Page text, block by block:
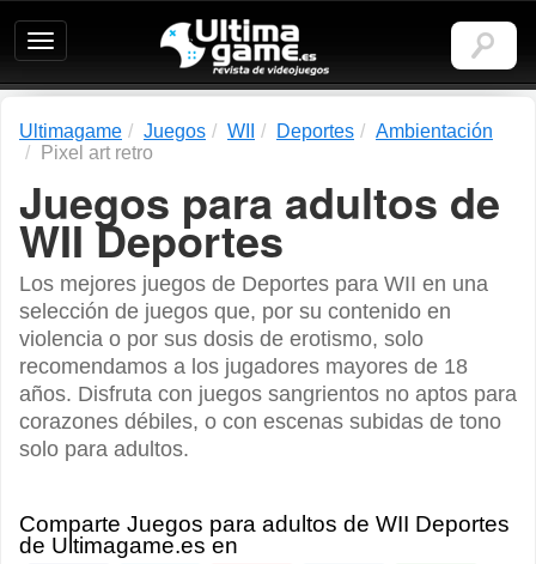
Ultimagame:
Revista
de
Ultimagame Juegos WII Deportes
Ambientación
Pixel art retro
Juegos para adultos de
WII Deportes
Los mejores juegos de Deportes para WII en una
selección de juegos que, por su contenido en
violencia o por sus dosis de erotismo, solo
recomendamos a los jugadores mayores de 18
años. Disfruta con juegos sangrientos no aptos para
corazones débiles, o con escenas subidas de tono
solo para adultos.
Comparte Juegos para adultos de WII Deportes
de Ultimagame.es en